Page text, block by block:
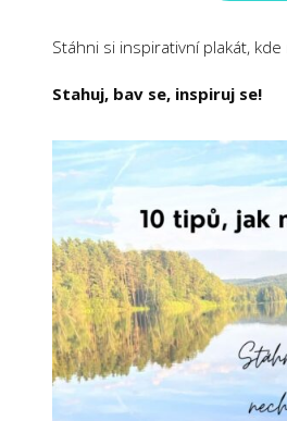
Stáhni si inspirativní plakát,
Stahuj, bav se, inspiruj se!